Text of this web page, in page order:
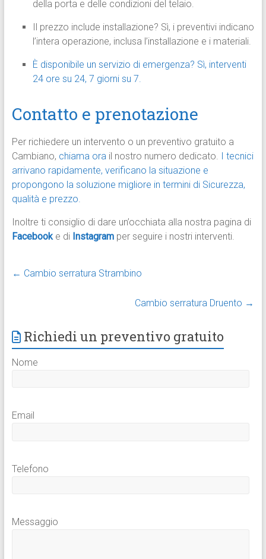
della porta e delle condizioni del telaio.
Il prezzo include installazione? Sì, i preventivi indicano
l’intera operazione, inclusa l’installazione e i materiali.
È disponibile un servizio di emergenza? Sì, interventi
24 ore su 24, 7 giorni su 7.
Contatto e prenotazione
Per richiedere un intervento o un preventivo gratuito a
Cambiano, chiama orail nostro numero dedicato.
I tecnici
arrivano rapidamente, verificano la situazione e
propongono la soluzione migliore in termini di Sicurezza,
qualità e prezzo.
Inoltre ti consiglio di dare un’occhiata alla nostra pagina di
Facebook e di Instagram per seguire i nostri interventi.
← Cambio serratura Strambino
Cambio serratura Druento →
Richiedi un preventivo gratuito
Nome
Email
Telefono
Messaggio